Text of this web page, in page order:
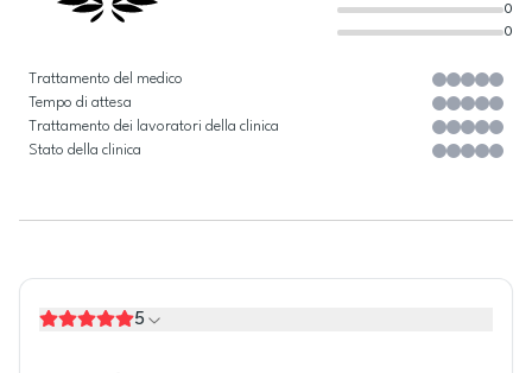
0
0
Trattamento del medico
Tempo di attesa
Trattamento dei lavoratori della clinica
Stato della clinica
5